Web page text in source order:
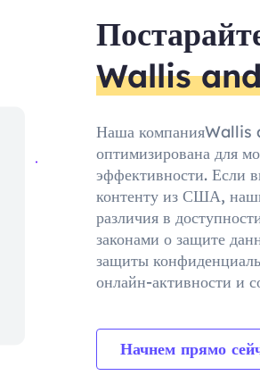
Wallis
Наша компанияWallis
оптимизирована для
эффективности. Если
контенту из США,
различия в
законами о защите
защиты
онлайн-активности и
Начнем прямо